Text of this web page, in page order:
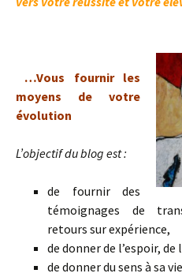
…Vous fournir les
moyens de votre
évolution
L’objectif du blog est :
de fournir des
témoignages de
retours sur expérience,
de donner de l’espoir,
de donner du sens à sa